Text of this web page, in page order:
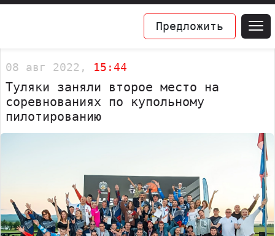
Предложить
08 авг 2022, 15:44
Туляки заняли второе место на
соревнованиях по купольному
пилотированию